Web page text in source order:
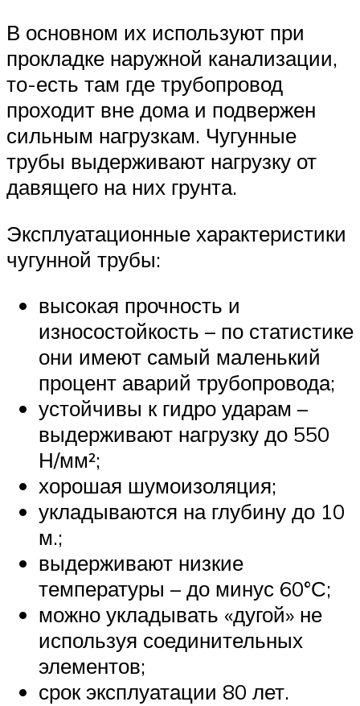
В основном их используют при
прокладке наружной канализации,
то-есть там где трубопровод
проходит вне дома и подвержен
сильным нагрузкам. Чугунные
трубы выдерживают нагрузку от
давящего на них грунта.
Эксплуатационные характеристики
чугунной трубы:
высокая прочность и
износостойкость – по статистике
они имеют самый маленький
процент аварий трубопровода;
устойчивы к гидро ударам –
выдерживают нагрузку до 550
Н/мм²;
хорошая шумоизоляция;
укладываются на глубину до 10
м.;
выдерживают низкие
температуры – до минус 60°С;
можно укладывать «дугой» не
используя соединительных
элементов;
срок эксплуатации 80 лет.